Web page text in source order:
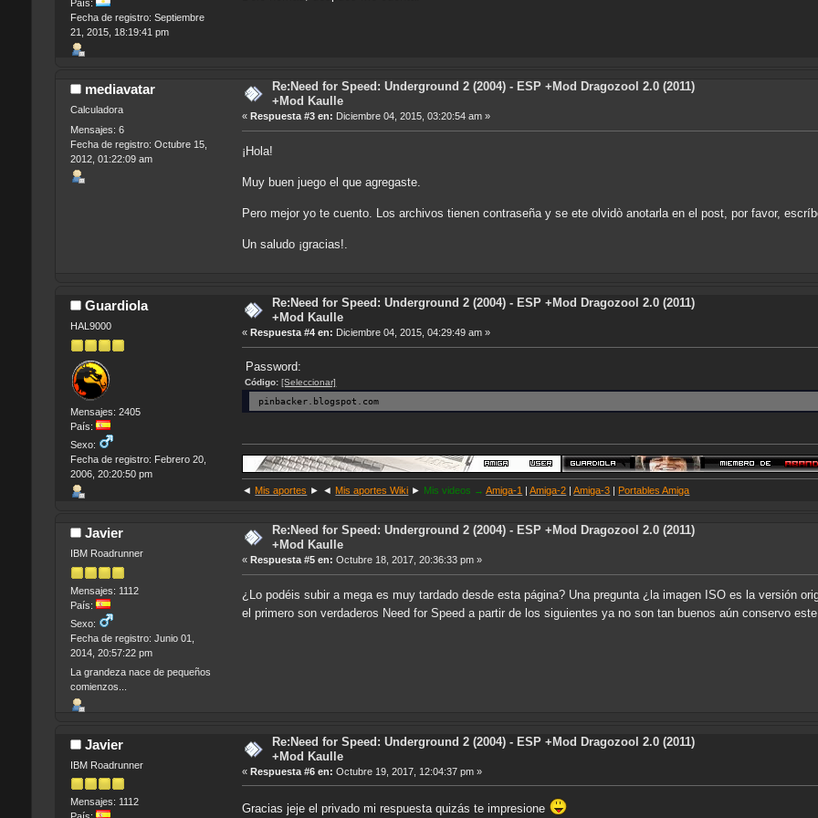
País:
Fecha de registro: Septiembre
21, 2015, 18:19:41 pm
mediavatar
Calculadora
Mensajes: 6
Fecha de registro: Octubre 15,
2012, 01:22:09 am
Re:Need for Speed: Underground 2 (2004) - ESP +Mod Dragozool 2.0 (2011)
+Mod Kaulle
«Respuesta #3 en: Diciembre 04, 2015, 03:20:54 am »
¡Hola!
Muy buen juego el que agregaste.
Pero mejor yo te cuento. Los archivos tienen contraseña y se ete olvidò anotarla en el post, por favor,
Un saludo ¡gracias!.
Guardiola
HAL9000
Mensajes: 2405
País:
Sexo:
Fecha de registro: Febrero 20,
2006, 20:20:50 pm
Re:Need for Speed: Underground 2 (2004) - ESP +Mod Dragozool 2.0 (2011)
+Mod Kaulle
«Respuesta #4 en: Diciembre 04, 2015, 04:29:49 am »
Password:
Código:[Seleccionar]
pinbacker.blogspot.com
◄ Mis aportes ► ◄ Mis aportes Wiki ► Mis videos →Amiga-1 |Amiga-2 |Amiga-3 Portables Amiga
Javier
IBM Roadrunner
Mensajes: 1112
País:
Sexo:
Fecha de registro: Junio 01,
2014, 20:57:22 pm
La grandeza nace de pequeños
comienzos...
Re:Need for Speed: Underground 2 (2004) - ESP +Mod Dragozool 2.0 (2011)
+Mod Kaulle
« Respuesta #5 en: Octubre 18, 2017, 20:36:33 pm »
¿Lo podéis subir a mega es muy tardado desde esta página? Una pregunta ¿la imagen ISO es la versión
el primero son verdaderos Need for Speed a partir de los siguientes ya no son tan buenos aún conservo
Javier
IBM Roadrunner
Mensajes: 1112
Re:Need for Speed: Underground 2 (2004) - ESP +Mod Dragozool 2.0 (2011)
+Mod Kaulle
«Respuesta #6 en: Octubre 19, 2017, 12:04:37 pm »
Gracias jeje el privado mi respuesta quizás te impresione